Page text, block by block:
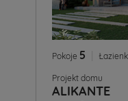
Pokoje 5
Projekt domu
ALIKANTE